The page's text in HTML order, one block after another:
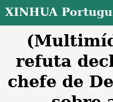
XINHUA
refuta
chefe de